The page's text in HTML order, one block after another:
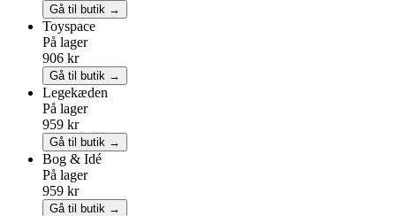
Gå til butik →
Toyspace
På lager
906 kr
Gå til butik →
Legekæden
På lager
959 kr
Gå til butik →
Bog & Idé
På lager
959 kr
Gå til butik →